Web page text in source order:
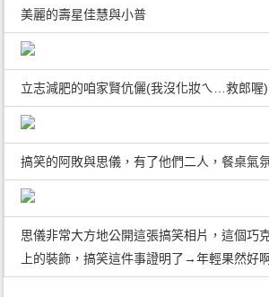
美麗的壽星佳慧與小普
立志減肥的咱家賢伉儷(我沒化妝ㄟ…救郎喔)
搞笑的阿敗與思儀，有了他們二人，餐桌氣
思儀非常大方地公開這張搞笑相片，這個巧
上的裝飾，搞笑這件事證明了→年輕果然好啊